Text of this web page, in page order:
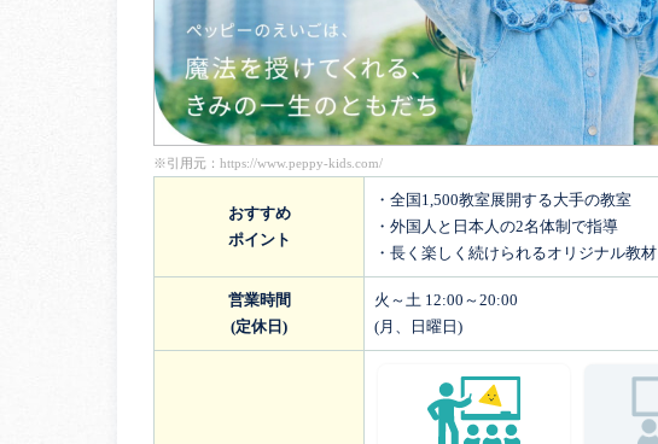
※引用元： https://www.peppy-kids.com/
おすすめ
ポイント
・全国1,500教室展開する大手の教室
・外国人と日本人の2名体制で指導
・長く楽しく続けられるオリジナル教材
営業時間
(定休日)
火～土 12:00～20:00
(月、日曜日)